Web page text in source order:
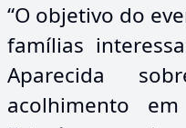
“O objetivo do
famílias
Aparecida
acolhimento